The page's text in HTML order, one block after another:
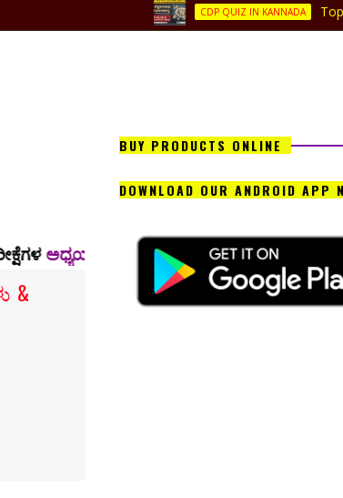
CDP QUIZ IN KANNADA Top-20 Child
ಸಾಮಗ್ರಿ, ಪಿಡಿಎಫ್ ನೋಟ್ಸ್ ಸೇರಿದಂತೆ ಹಲವಾರು
&
BUY PRODUCTS ONLINE
DOWNLOAD OUR ANDROID APP